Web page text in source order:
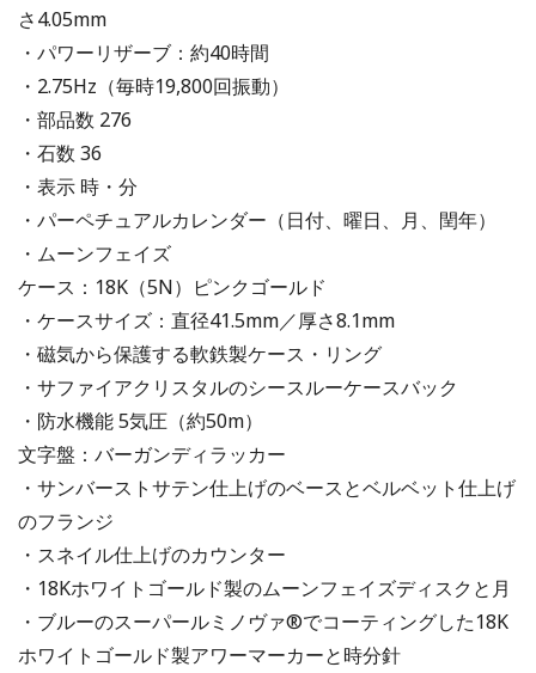
さ4.05mm
・パワーリザーブ：約40時間
・2.75Hz（毎時19,800回振動）
・部品数 276
・石数 36
・表示 時・分
・パーペチュアルカレンダー（日付、曜日、月、閏年）
・ムーンフェイズ
ケース：18K（5N）ピンクゴールド
・ケースサイズ：直径41.5mm／厚さ8.1mm
・磁気から保護する軟鉄製ケース・リング
・サファイアクリスタルのシースルーケースバック
・防水機能 5気圧（約50m）
文字盤：バーガンディラッカー
・サンバーストサテン仕上げのベースとベルベット仕上げ
のフランジ
・スネイル仕上げのカウンター
・18Kホワイトゴールド製のムーンフェイズディスクと月
・ブルーのスーパールミノヴァ®でコーティングした18K
ホワイトゴールド製アワーマーカーと時分針